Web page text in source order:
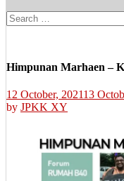
Search
for:
Himpunan Marhaen –
12 October, 202113
by JPKK XY